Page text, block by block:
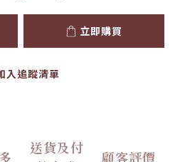
立即購買
入追蹤清單
送貨及付
顧客評價